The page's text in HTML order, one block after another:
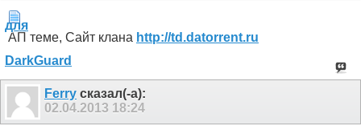
АП теме, Сайт клана http://td.datorrent.ru
Ferry сказал(-а):
02.04.2013 18:24